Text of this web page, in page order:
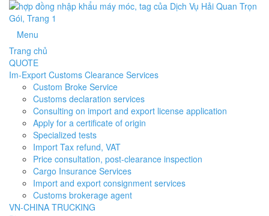
Menu
Trang chủ
QUOTE
Im-Export Customs Clearance Services
Custom Broke Service
Customs declaration services
Consulting on import and export license application
Apply for a certificate of origin
Specialized tests
Import Tax refund, VAT
Price consultation, post-clearance inspection
Cargo Insurance Services
Import and export consignment services
Customs brokerage agent
VN-CHINA TRUCKING